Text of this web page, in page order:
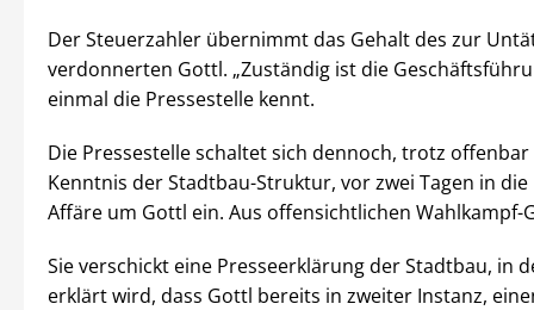
Der Steuerzahler übernimmt das Gehalt des zur
verdonnerten Gottl. „Zuständig ist die
einmal die Pressestelle kennt.
Die Pressestelle schaltet sich dennoch, trotz offenbar
Kenntnis der Stadtbau-Struktur, vor zwei Tagen in
Affäre um Gottl ein. Aus offensichtlichen Wahlkampf-
Sie verschickt eine Presseerklärung der Stadtbau, in
erklärt wird, dass Gottl bereits in zweiter Instanz,